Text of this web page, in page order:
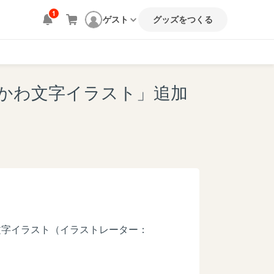
1 ゲスト グッズをつくる
わ文字イラスト」追加
イラスト（イラストレーター：